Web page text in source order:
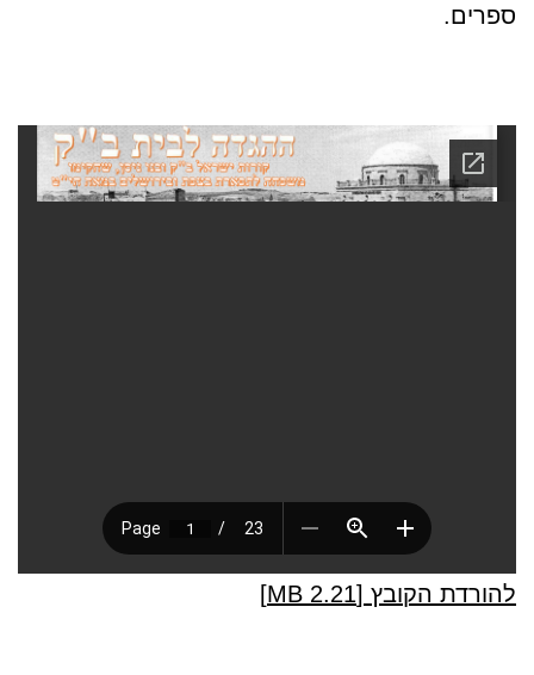
ספרים.
להורדת הקובץ [2.21 MB]